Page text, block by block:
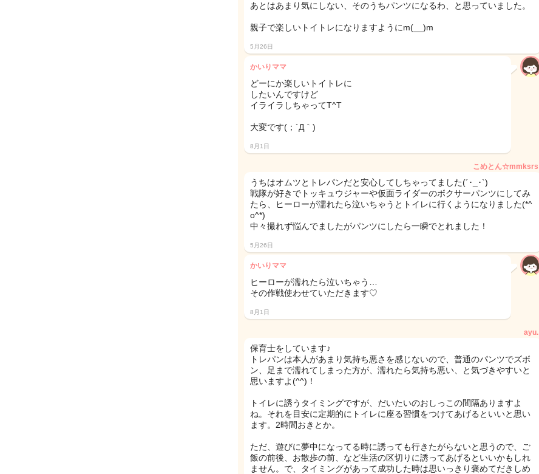
あとはあまり気にしない、そのうちパンツになるわ、と思っていました。
親子で楽しいトイトレになりますようにm(__)m
5月26日
かいりママ
どーにか楽しいトイトレに
したいんですけど
イライラしちゃってT^T
大変です(；´Д｀)
8月1日
こめとん☆mmksrs
うちはオムツとトレパンだと安心してしちゃってました(´･_･`)
戦隊が好きでトッキュウジャーや仮面ライダーのボクサーパンツにしてみ
たら、ヒーローが濡れたら泣いちゃうとトイレに行くようになりました(*^
o^*)
中々撮れず悩んでましたがパンツにしたら一瞬でとれました！
5月26日
かいりママ
ヒーローが濡れたら泣いちゃう…
その作戦使わせていただきます♡
8月1日
ayu.
保育士をしています♪
トレパンは本人があまり気持ち悪さを感じないので、普通のパンツでズボ
ン、足まで濡れてしまった方が、濡れたら気持ち悪い、と気づきやすいと
思いますよ(^^)！
トイレに誘うタイミングですが、だいたいのおしっこの間隔ありますよ
ね。それを目安に定期的にトイレに座る習慣をつけてあげるといいと思い
ます。2時間おきとか。
ただ、遊びに夢中になってる時に誘っても行きたがらないと思うので、ご
飯の前後、お散歩の前、など生活の区切りに誘ってあげるといいかもしれ
ません。で、タイミングがあって成功した時は思いっきり褒めてだきしめ